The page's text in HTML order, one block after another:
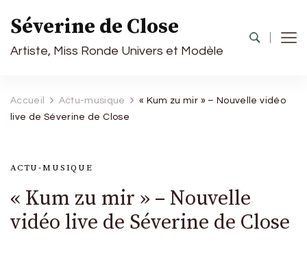
Séverine de Close
Artiste, Miss Ronde Univers et Modèle
Accueil Actu-musique
« Kum zu mir » – Nouvelle vidéo
live de Séverine de Close
ACTU-MUSIQUE
« Kum zu mir » – Nouvelle
vidéo live de Séverine de Close